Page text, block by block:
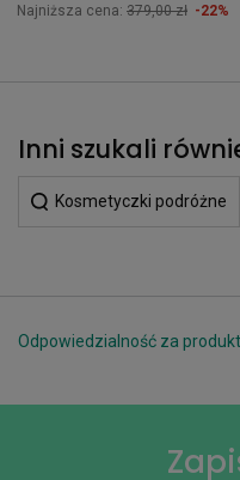
Najniższa cena: 379,00 zł -22%
Inni szukali
Kosmetyczki podróżne
Odpowiedzialność za produkt